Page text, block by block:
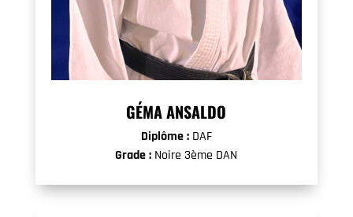
GÉMA ANSALDO
Diplôme :DAF
Grade : Noire 3ème DAN